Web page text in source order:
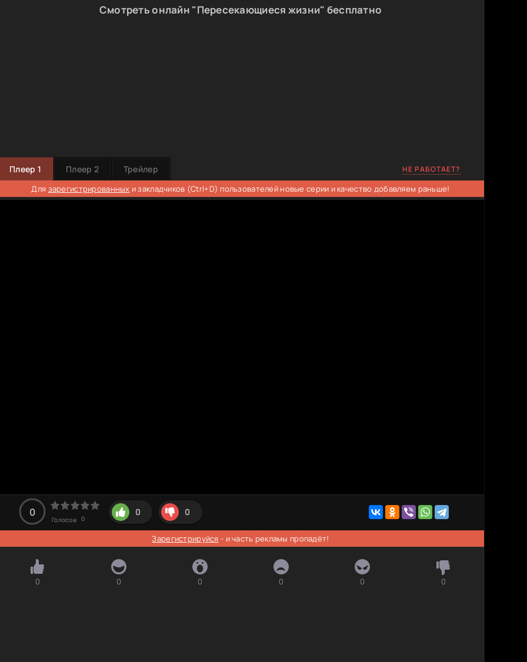
Смотреть онлайн "Пересекающиеся жизни" бесплатно
Плеер 1 Плеер 2 Трейлер НЕ РАБОТАЕТ?
Для зарегистрированных и закладчиков (Ctrl+D) пользователей новые серии и качество добавляем раньше!
0
Голосов: 0
0 0
Зарегистрируйся - и часть рекламы пропадёт!
0 0 0 0 0 0